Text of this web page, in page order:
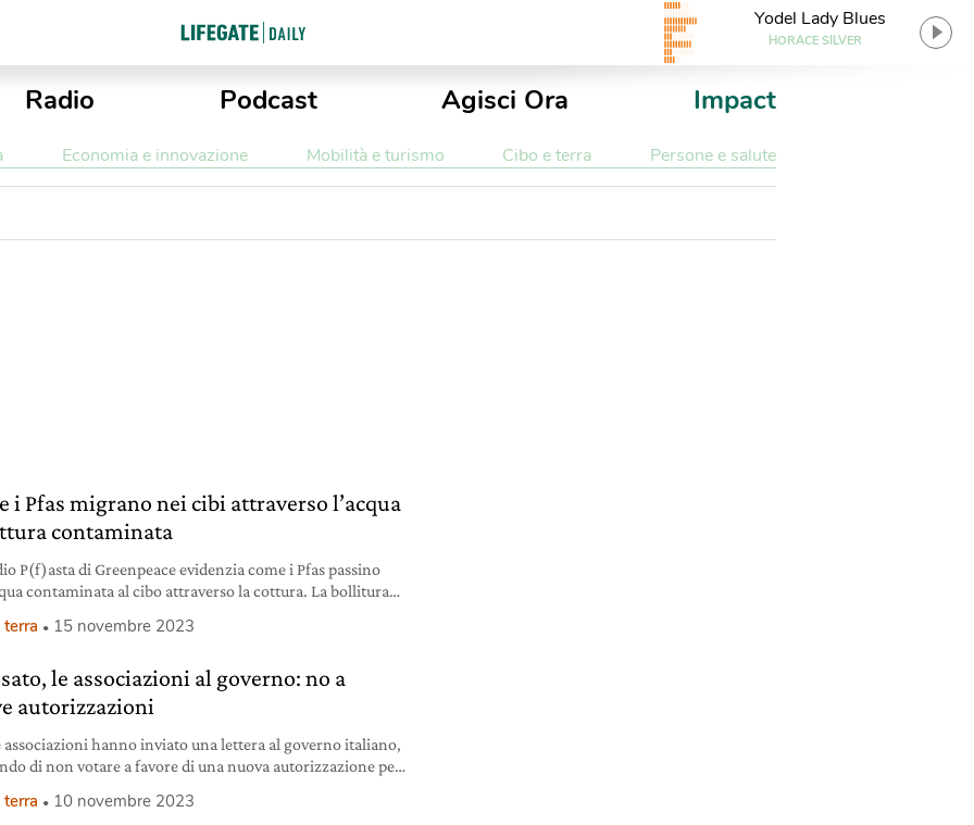
Yodel Lady Blues
HORACE SILVER
Radio Podcast Agisci Ora Impact
Economia e innovazione Mobilità e turismo Cibo e terra Persone e salute
i Pfas migrano nei cibi attraverso l’acqua
contaminata
P(f)asta di Greenpeace evidenzia come i Pfas passino
contaminata al cibo attraverso la cottura. La bollitura
terra 15 novembre 2023
le associazioni al governo: no a
autorizzazioni
associazioni hanno inviato una lettera al governo italiano,
di non votare a favore di una nuova autorizzazione per
terra 10 novembre 2023